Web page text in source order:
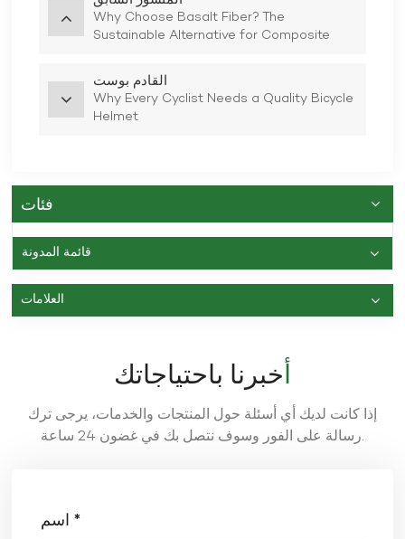
Why Choose Basalt Fiber? The
Sustainable Alternative for Composite
القادم بوست
Why Every Cyclist Needs a Quality Bicycle
Helmet
فئات
قائمة المدونة
العلامات
أخبرنا باحتياجاتك
إذا كانت لديك أي أسئلة حول المنتجات والخدمات، يرجى ترك
رسالة على الفور وسوف نتصل بك في غضون 24 ساعة.
اسم *